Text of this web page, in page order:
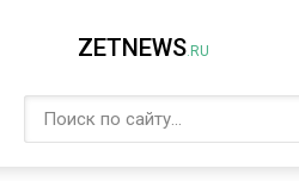
ZETNEWS.RU